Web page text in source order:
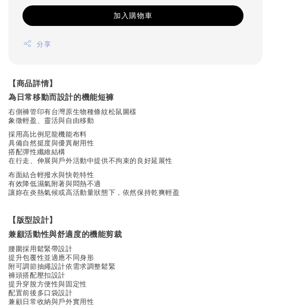
加入購物車
分享
【商品詳情】
為日常移動而設計的機能短褲
右側褲管印有台灣原生物種條紋松鼠圖樣
象徵輕盈、靈活與自由移動
採用高比例尼龍機能布料
具備自然挺度與優異耐用性
搭配彈性纖維結構
在行走、伸展與戶外活動中提供不拘束的良好延展性
布面結合輕撥水與快乾特性
有效降低濕氣附著與悶熱不適
讓妳在炎熱氣候或高活動量狀態下，依然保持乾爽輕盈
【版型設計】
兼顧活動性與舒適度的機能剪裁
腰圍採用鬆緊帶設計
提升包覆性並適應不同身形
附可調節抽繩設計依需求調整鬆緊
褲頭搭配壓扣設計
提升穿脫方便性與固定性
配置前後多口袋設計
兼顧日常收納與戶外實用性